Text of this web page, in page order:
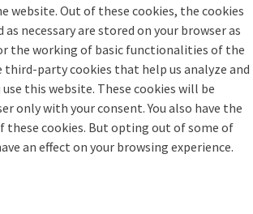
website. Out of these cookies, the cookies
necessary are stored on your browser as
the working of basic functionalities of the
third-party cookies that help us analyze and
this website. These cookies will be
only with your consent. You also have the
cookies. But opting out of some of
an effect on your browsing experience.